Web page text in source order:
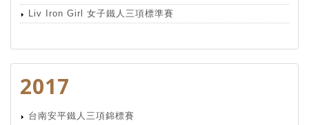
Liv Iron Girl 女子鐵人三項標準賽
2017
台南安平鐵人三項錦標賽